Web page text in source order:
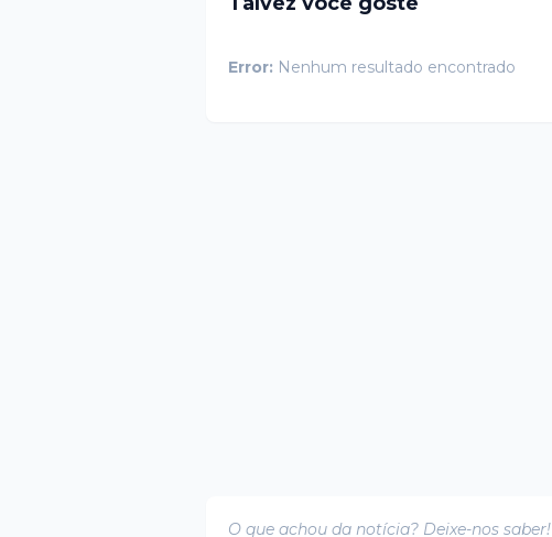
Error: Nenhum resultado encontrado
O que achou da notícia? Deixe-nos saber!